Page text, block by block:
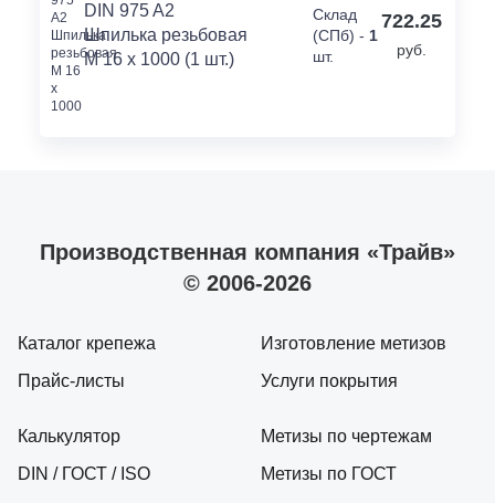
DIN 975 A2
Шпилька резьбовая
M 16 x 1000 (1 шт.)
Склад
(СПб) - 1
шт.
722.25
руб.
Производственная компания «Трайв»
© 2006-2026
Каталог крепежа
Прайс-листы
Калькулятор
DIN / ГОСТ / ISO
Изготовление метизов
Услуги покрытия
Метизы по чертежам
Метизы по ГОСТ